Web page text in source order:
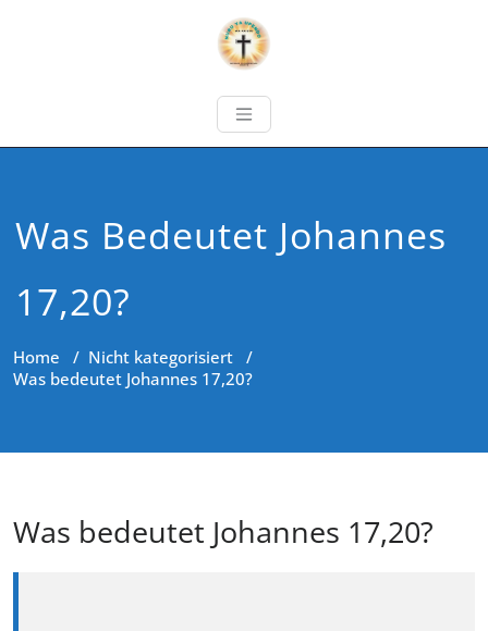
Was Bedeutet Johannes
17,20?
Home / Nicht kategorisiert /
Was bedeutet Johannes 17,20?
Was bedeutet Johannes 17,20?